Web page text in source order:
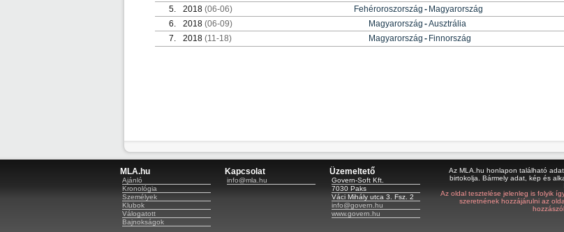
5.
2018 (06-06) Fehéroroszország - Magyarország
6.
2018 (06-09) Magyarország -Ausztrália
7.
2018 (11-18) Magyarország - Finnország
MLA.hu
Ajánló
Kronológia
Személyek
Klubok
Válogatott
Bajnokságok
Kapcsolat
info@mla.hu
Üzemeltető
Govern-Soft Kft.
7030 Paks
Váci Mihály utca 3. Fsz. 2
info@govern.hu
www.govern.hu
Az MLA.hu honlapon található
birtokolja. Bármely adat, kép és
Az oldal tesztelése jelenleg is folyik
szeretnének hozzájárulni az